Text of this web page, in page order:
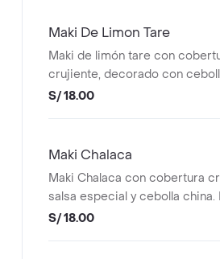
Maki De Limon Tare
Maki de limón tare con
crujiente, decorado con
semillas de sésamo.
S/ 18.00
Maki Chalaca
Maki Chalaca con cobertura
salsa especial y cebolla china.
los amantes del sushi.
S/ 18.00